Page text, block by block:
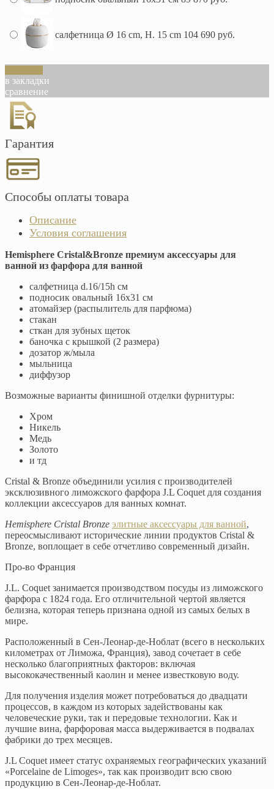
салфетница Ø 16 cm, H. 15 cm 104 690 руб.
в закладки
сравнение
Гарантия
Способы оплаты товара
Описание
Условия соглашения
Hemisphere Cristal&Bronze премиум аксессуары для
ванной из фарфора для ванной
салфетница d.16/15h см
подносик овальный 16x31 см
атомайзер (распылитель для парфюма)
стакан
сткан для зубных щеток
баночка с крышкой (2 размера)
дозатор ж/мыла
мыльница
диффузор
Возможные варианты финишной отделки фурнитуры:
Хром
Никель
Медь
Золото
и тд
Cristal & Bronze объединили усилия с производителей
эксклюзивного лиможского фарфора J.L Coquet для создания
коллекции аксессуаров для ванных комнат.
Hemisphere Cristal Bronze элитные аксессуары для ванной,
переосмысливают исторические линии продуктов Cristal &
Bronze, воплощает в себе отчетливо современный дизайн.
Про-во Франция
J.L. Coquet занимается производством посуды из лиможского
фарфора с 1824 года. Его отличительной чертой является
белизна, которая теперь признана одной из самых белых в
мире.
Расположенный в Сен-Леонар-де-Ноблат (всего в нескольких
километрах от Лиможа, Франция), завод сочетает в себе
несколько благоприятных факторов: включая
высококачественный каолин и менее известковую воду.
Для получения изделия может потребоваться до двадцати
процессов, в каждом из которых задействованы как
человеческие руки, так и передовые технологии. Как и
лучшие вина, фарфоровая масса выдерживается в подвалах
фабрики до трех месяцев.
J.L Coquet имеет статус охраняемых географических указаний
«Porcelaine de Limoges», так как производит всю свою
продукцию в Сен-Леонар-де-Ноблат.